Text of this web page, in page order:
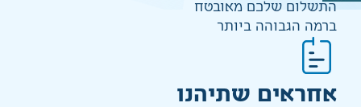
התשלום שלכם מאובטח
ברמה הגבוהה ביותר
אחראים שתיהנו